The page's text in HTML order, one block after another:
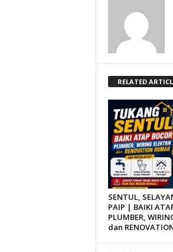
RELATED
SENTUL,
PAIP | BAIKI
PLUMBER,
dan